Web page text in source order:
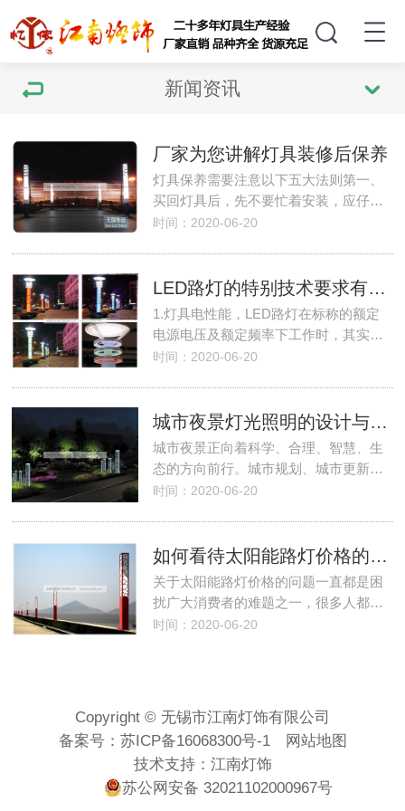
新闻资讯
厂家为您讲解灯具装修后保养
灯具保养需要注意以下五大法则第一、
买回灯具后，先不要忙着安装，应仔…
时间：2020-06-20
LED路灯的特别技术要求有哪些？
1.灯具电性能，LED路灯在标称的额定
电源电压及额定频率下工作时，其实…
时间：2020-06-20
城市夜景灯光照明的设计与思考
城市夜景正向着科学、合理、智慧、生
态的方向前行。城市规划、城市更新…
时间：2020-06-20
如何看待太阳能路灯价格的相关问题
关于太阳能路灯价格的问题一直都是困
扰广大消费者的难题之一，很多人都…
时间：2020-06-20
Copyright © 无锡市江南灯饰有限公司
备案号： 苏ICP备16068300号-1
网站地图
技术支持： 江南灯饰
苏公网安备 32021102000967号